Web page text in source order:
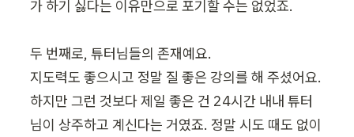
가 하기 싫다는 이유만으로 포기할 수는 없었죠.
두 번째로, 튜터님들의 존재예요.
지도력도 좋으시고 정말 질 좋은 강의를 해 주셨어요.
하지만 그런 것보다 제일 좋은 건 24시간 내내 튜터
님이 상주하고 계신다는 거였죠. 정말 시도 때도 없이